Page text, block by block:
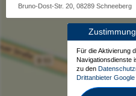
Bruno-Dost-Str. 20, 08289 Schneeberg
Für die Aktivierung
Navigationsdienste
zu den
Drittanbieter